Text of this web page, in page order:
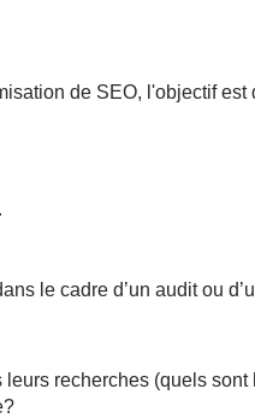
de SEO, l'objectif
le cadre d’un audit ou
recherches (quels sont